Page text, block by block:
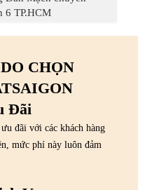
6 TP.HCM
CHỌN
Đãi
đãi với các khách hàng
mức phí này luôn đảm